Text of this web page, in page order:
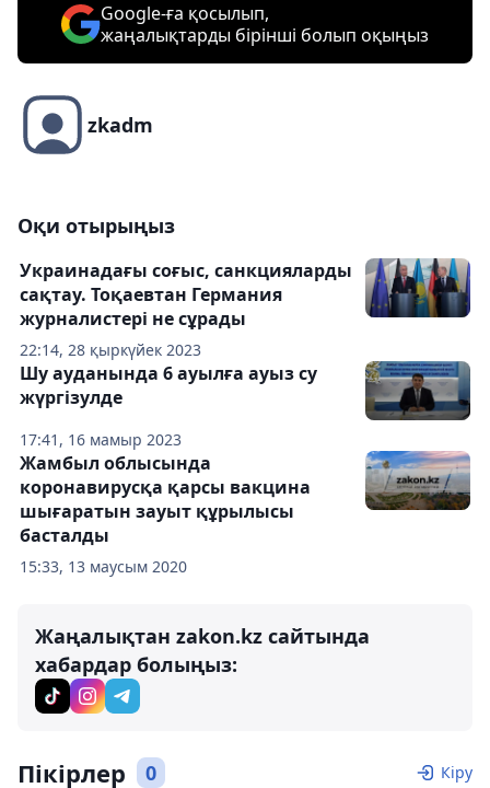
Google-ға қосылып,
жаңалықтарды бірінші болып оқыңыз
zkadm
Оқи отырыңыз
22:14, 28 қыркүйек 2023
Украинадағы соғыс, санкцияларды
сақтау. Тоқаевтан Германия
журналистері не сұрады
17:41, 16 мамыр 2023
Шу ауданында 6 ауылға ауыз су
жүргізулде
15:33, 13 маусым 2020
Жамбыл облысында
коронавирусқа қарсы вакцина
шығаратын зауыт құрылысы
басталды
Жаңалықтан zakon.kz сайтында
хабардар болыңыз:
Пікірлер 0 Кіру